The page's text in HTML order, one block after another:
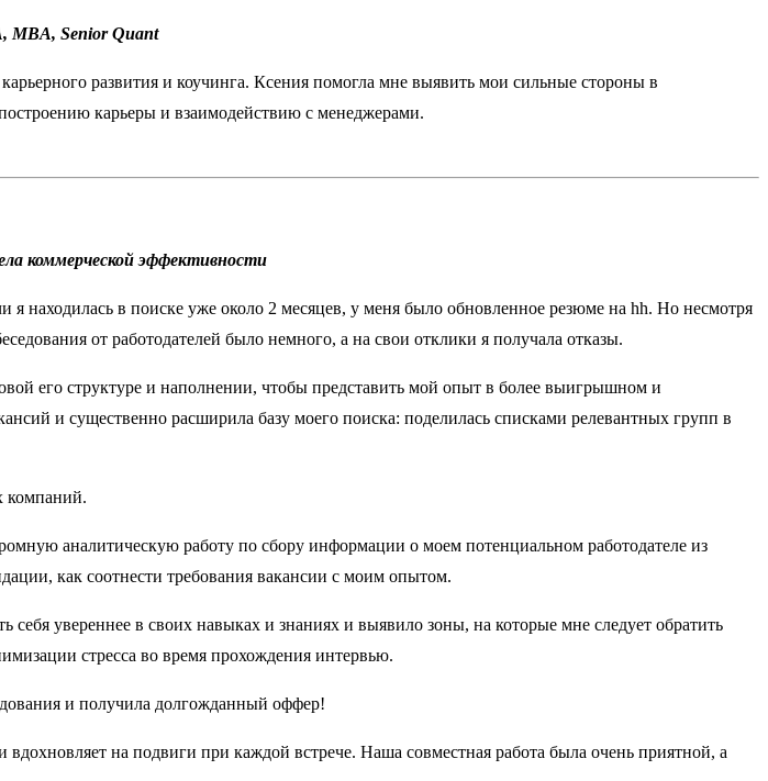
MBA, Senior Quant
развития и коучинга. Ксения помогла мне выявить мои сильные стороны в
карьеры и взаимодействию с менеджерами.
коммерческой эффективности
находилась в поиске уже около 2 месяцев, у меня было обновленное резюме на hh. Но несмотря
от работодателей было немного, а на свои отклики я получала отказы.
его структуре и наполнении, чтобы представить мой опыт в более выигрышном и
и существенно расширила базу моего поиска: поделилась списками релевантных групп в
компаний.
аналитическую работу по сбору информации о моем потенциальном работодателе из
как соотнести требования вакансии с моим опытом.
увереннее в своих навыках и знаниях и выявило зоны, на которые мне следует обратить
стресса во время прохождения интервью.
и получила долгожданный оффер!
на подвиги при каждой встрече. Наша совместная работа была очень приятной, а